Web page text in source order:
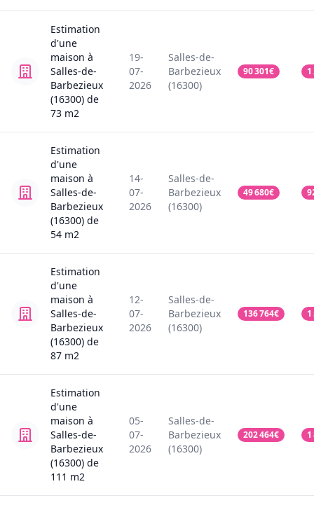
Estimation
d'une
maison à
Salles-de-
Barbezieux
(16300) de
73 m2
19-
07-
2026
Salles-de-
Barbezieux
(16300)
90 301€
Estimation
d'une
maison à
Salles-de-
Barbezieux
(16300) de
54 m2
14-
07-
2026
Salles-de-
Barbezieux
(16300)
49 680€
Estimation
d'une
maison à
Salles-de-
Barbezieux
(16300) de
87 m2
12-
07-
2026
Salles-de-
Barbezieux
(16300)
136 764€
Estimation
d'une
maison à
Salles-de-
Barbezieux
(16300) de
111 m2
05-
07-
2026
Salles-de-
Barbezieux
(16300)
202 464€